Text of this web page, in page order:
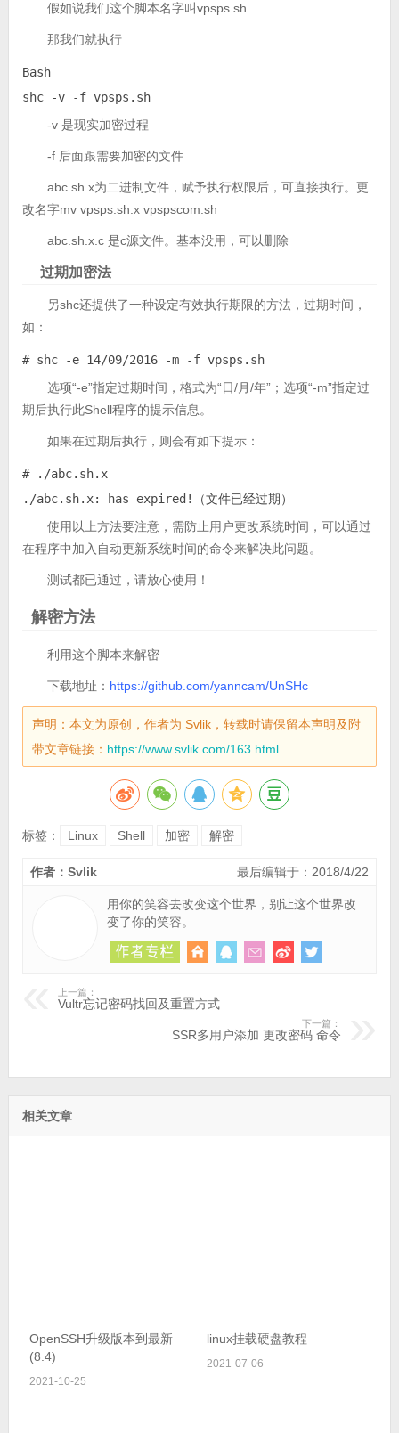
假如说我们这个脚本名字叫vpsps.sh
那我们就执行
Bash
shc -v -f vpsps.sh
-v 是现实加密过程
-f 后面跟需要加密的文件
abc.sh.x为二进制文件，赋予执行权限后，可直接执行。更
改名字mv vpsps.sh.x vpspscom.sh
abc.sh.x.c 是c源文件。基本没用，可以删除
过期加密法
另shc还提供了一种设定有效执行期限的方法，过期时间，
如：
# shc -e 14/09/2016 -m -f vpsps.sh
选项“-e”指定过期时间，格式为“日/月/年”；选项“-m”指定过
期后执行此Shell程序的提示信息。
如果在过期后执行，则会有如下提示：
# ./abc.sh.x
./abc.sh.x: has expired!（文件已经过期）
使用以上方法要注意，需防止用户更改系统时间，可以通过
在程序中加入自动更新系统时间的命令来解决此问题。
测试都已通过，请放心使用！
解密方法
利用这个脚本来解密
下载地址： https://github.com/yanncam/UnSHc
声明：本文为原创，作者为 Svlik，转载时请保留本声明及附
带文章链接： https://www.svlik.com/163.html
标签： Linux Shell 加密 解密
最后编辑于：2018/4/22
作者：Svlik
用你的笑容去改变这个世界，别让这个世界改
变了你的笑容。
上一篇：
Vultr忘记密码找回及重置方式
下一篇：
SSR多用户添加 更改密码 命令
相关文章
OpenSSH升级版本到最新
(8.4)
2021-10-25
linux挂载硬盘教程
2021-07-06